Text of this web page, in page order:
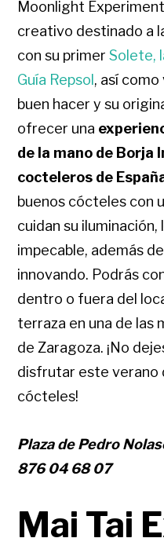
Moonlight
creativo destinado a
con su primerSolete,
Guía Repsol , así
buen hacer y su
ofrecer una
de la mano de Borja
cocteleros de
buenos cócteles con
cuidan su
impecable, además
innovando. Podrás
dentro o fuera del
terraza en una de las
de Zaragoza. ¡No
disfrutar este verano
cócteles!
Plaza de Pedro
876 04 68 07
Mai Tai